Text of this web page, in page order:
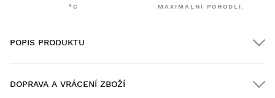
°C
MAXIMÁLNÍ POHODLÍ.
POPIS PRODUKTU
DOPRAVA A VRÁCENÍ ZBOŽÍ